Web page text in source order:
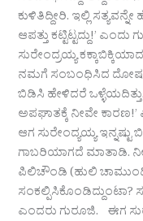
ಕುಳಿತಿದ್ದೀರಿ. ಇಲ್ಲಿ
ಆಪತ್ತು ಕಟ್ಟಿಟ್ಟದ್ದು!’
ಸುರೇಂದ್ರಯ್ಯ
ನಮಗೆ ಸಂಬಂಧಿಸಿದ
ಬಿಡಿಸಿ ಹೇಳಿದರೆ
ಅಪಘಾತಕ್ಕೆ ನೀವೇ
ಆಗ ಸುರೇಂದ್ಯಯ್ಯ
ಗಾಬರಿಯಾಗದೆ ಮಾತಾಡಿ.
ಪಿಲಿಚೌಂಡಿ (ಹುಲಿ
ಎಂದರು ಗುರೂಜಿ. ಈಗ